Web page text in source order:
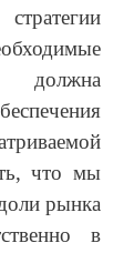
должна
что мы
рынка
в